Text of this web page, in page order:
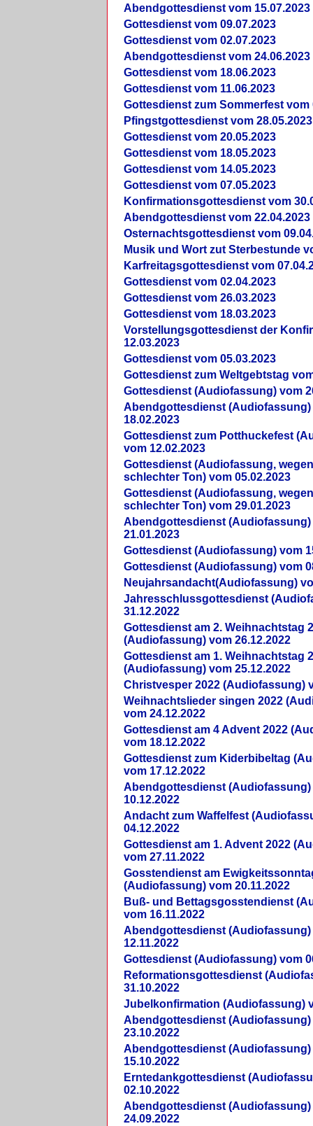
Abendgottesdienst vom 15.07.2023
Gottesdienst vom 09.07.2023
Gottesdienst vom 02.07.2023
Abendgottesdienst vom 24.06.2023
Gottesdienst vom 18.06.2023
Gottesdienst vom 11.06.2023
Gottesdienst zum Sommerfest vom
Pfingstgottesdienst vom 28.05.2023
Gottesdienst vom 20.05.2023
Gottesdienst vom 18.05.2023
Gottesdienst vom 14.05.2023
Gottesdienst vom 07.05.2023
Konfirmationsgottesdienst vom
Abendgottesdienst vom 22.04.2023
Osternachtsgottesdienst vom
Musik und Wort zut Sterbestunde
Karfreitagsgottesdienst vom
Gottesdienst vom 02.04.2023
Gottesdienst vom 26.03.2023
Gottesdienst vom 18.03.2023
Vorstellungsgottesdienst der
12.03.2023
Gottesdienst vom 05.03.2023
Gottesdienst zum Weltgebtstag
Gottesdienst (Audiofassung) vom
Abendgottesdienst (Audiofassung)
18.02.2023
Gottesdienst zum Potthuckefest
vom 12.02.2023
Gottesdienst (Audiofassung,
schlechter Ton) vom 05.02.2023
Gottesdienst (Audiofassung,
schlechter Ton) vom 29.01.2023
Abendgottesdienst (Audiofassung)
21.01.2023
Gottesdienst (Audiofassung) vom
Gottesdienst (Audiofassung) vom
Neujahrsandacht(Audiofassung)
Jahresschlussgottesdienst
31.12.2022
Gottesdienst am 2. Weihnachtstag
(Audiofassung) vom 26.12.2022
Gottesdienst am 1. Weihnachtstag
(Audiofassung) vom 25.12.2022
Christvesper 2022 (Audiofassung)
Weihnachtslieder singen 2022
vom 24.12.2022
Gottesdienst am 4 Advent 2022
vom 18.12.2022
Gottesdienst zum Kiderbibeltag
vom 17.12.2022
Abendgottesdienst (Audiofassung)
10.12.2022
Andacht zum Waffelfest
04.12.2022
Gottesdienst am 1. Advent 2022
vom 27.11.2022
Gosstendienst am
(Audiofassung) vom 20.11.2022
Buß- und Bettagsgosstendienst
vom 16.11.2022
Abendgottesdienst (Audiofassung)
12.11.2022
Gottesdienst (Audiofassung) vom
Reformationsgottesdienst
31.10.2022
Jubelkonfirmation (Audiofassung)
Abendgottesdienst (Audiofassung)
23.10.2022
Abendgottesdienst (Audiofassung)
15.10.2022
Erntedankgottesdienst
02.10.2022
Abendgottesdienst (Audiofassung)
24.09.2022